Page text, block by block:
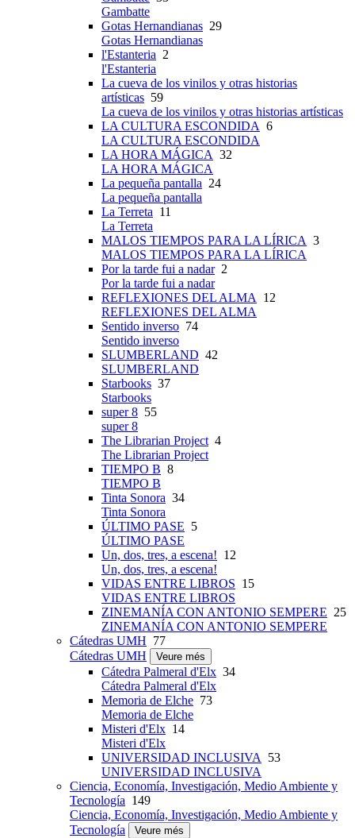
Gambatte
Gotas Hernandianas 29
Gotas Hernandianas
l'Estanteria 2
l'Estanteria
La cueva de los vinilos y otras historias
artísticas 59
La cueva de los vinilos y otras historias artísticas
LA CULTURA ESCONDIDA 6
LA CULTURA ESCONDIDA
LA HORA MÁGICA 32
LA HORA MÁGICA
La pequeña pantalla 24
La pequeña pantalla
La Terreta 11
La Terreta
MALOS TIEMPOS PARA LA LÍRICA 3
MALOS TIEMPOS PARA LA LÍRICA
Por la tarde fui a nadar2
Por la tarde fui a nadar
REFLEXIONES DEL ALMA 12
REFLEXIONES DEL ALMA
Sentido inverso 74
Sentido inverso
SLUMBERLAND 42
SLUMBERLAND
Starbooks 37
Starbooks
super 8 55
super 8
The Librarian Project4
The Librarian Project
TIEMPO B 8
TIEMPO B
Tinta Sonora 34
Tinta Sonora
ÚLTIMO PASE 5
ÚLTIMO PASE
Un, dos, tres, a escena! 12
Un, dos, tres, a escena!
VIDAS ENTRE LIBROS 15
VIDAS ENTRE LIBROS
ZINEMANÍA CON ANTONIO SEMPERE 25
ZINEMANÍA CON ANTONIO SEMPERE
Cátedras UMH 77
Cátedras UMH
Veure més
Cátedra Palmeral d'Elx 34
Cátedra Palmeral d'Elx
Memoria de Elche 73
Memoria de Elche
Misteri d'Elx 14
Misteri d'Elx
UNIVERSIDAD INCLUSIVA 53
UNIVERSIDAD INCLUSIVA
Ciencia, Economía, Investigación, Medio Ambiente y
Tecnología 149
Ciencia, Economía, Investigación, Medio Ambiente y
Tecnología
Veure més